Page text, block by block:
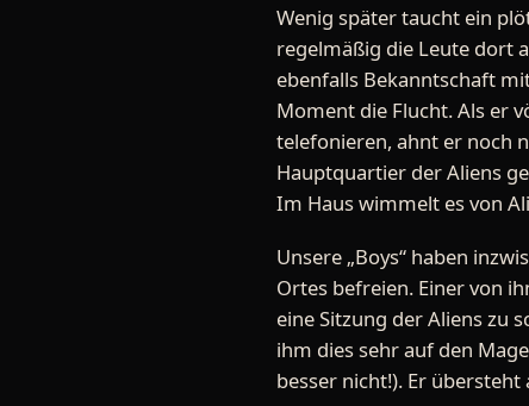
Wenig später taucht ein
regelmäßig die Leute dort
ebenfalls Bekanntschaft
Moment die Flucht. Als er
telefonieren, ahnt er noch
Hauptquartier der Aliens
Im Haus wimmelt es von
Unsere „Boys“ haben
Ortes befreien. Einer von
eine Sitzung der Aliens zu
ihm dies sehr auf den
besser nicht!). Er